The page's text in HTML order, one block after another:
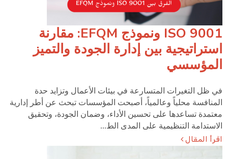
ISO 9001 ونموذج EFQM: مقارنة
استراتيجية بين إدارة الجودة والتميز
المؤسسي
في ظل التغيرات المتسارعة في بيئات الأعمال وتزايد حدة
المنافسة محلياً وعالمياً، أصبحت المؤسسات تبحث عن أطر إدارية
معتمدة تساعدها على تحسين الأداء، وضمان الجودة، وتحقيق
الاستدامة التنظيمية على المدى الط...
اقرأ المقال